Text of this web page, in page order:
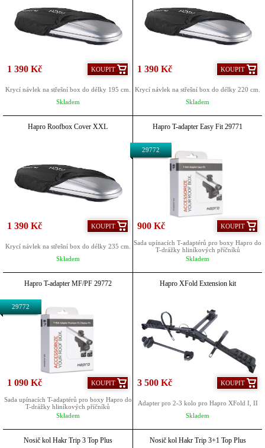
1 390 Kč KOUPIT
Krycí návlek na střešní box do délky 195 cm.
Skladem
1 390 Kč KOUPIT
Krycí návlek na střešní box do délky 220 cm.
Skladem
Hapro Roofbox Cover XXL
1 390 Kč KOUPIT
Krycí návlek na střešní box do délky 235 cm.
Skladem
29772
Hapro T-adapter Easy Fit 29771
900 Kč KOUPIT
Sada upínacích T-adaptérů pro boxy Hapro do
T-drážky hliníkových příčníků
Skladem
29772
Hapro T-adapter MF/PF 29772
1 090 Kč KOUPIT
Sada upínacích T-adaptérů pro boxy Hapro do
T-drážky hliníkových příčníků
Skladem
Hapro XFold Extension kit
3 500 Kč KOUPIT
Adapter pro 2-3 kolo pro Hapro XFold I, II
Skladem
Nosič kol Hakr Trip 3 Top Plus Nosič kol Hakr Trip 3+1 Top Plus